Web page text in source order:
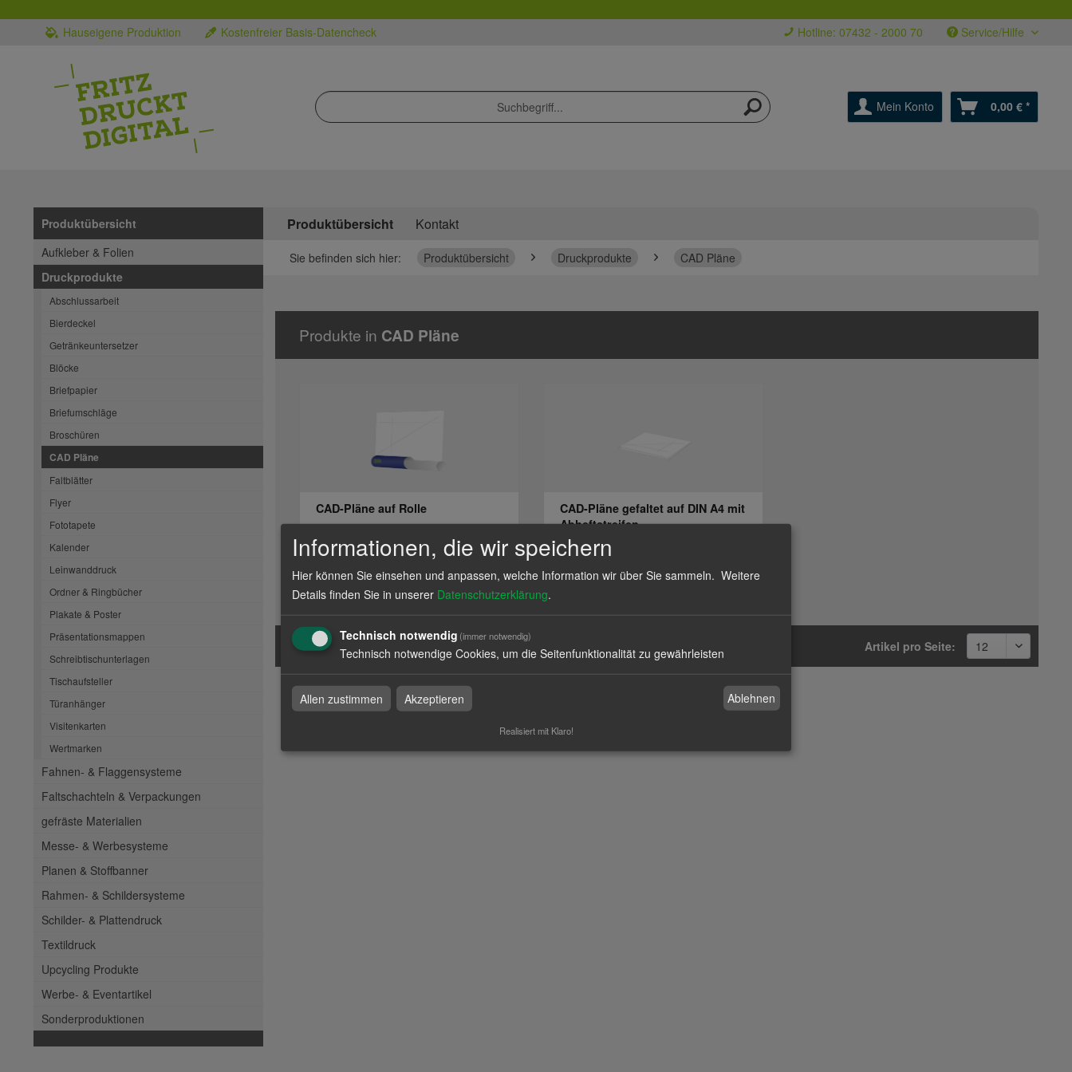
Hauseigene Produktion Kostenfreier Basis-Datencheck Hotline: 07432 - 2000 70 Service/Hilfe
Mein Konto 0,00 € *
Produktübersicht
Aufkleber & Folien
Druckprodukte
Abschlussarbeit
Bierdeckel
Getränkeuntersetzer
Blöcke
Briefpapier
Briefumschläge
Broschüren
CAD Pläne
Faltblätter
Flyer
Fototapete
Kalender
Leinwanddruck
Ordner & Ringbücher
Plakate & Poster
Präsentationsmappen
Schreibtischunterlagen
Tischaufsteller
Türanhänger
Visitenkarten
Wertmarken
Fahnen- & Flaggensysteme
Faltschachteln & Verpackungen
gefräste Materialien
Messe- & Werbesysteme
Planen & Stoffbanner
Rahmen- & Schildersysteme
Schilder- & Plattendruck
Textildruck
Upcycling Produkte
Werbe- & Eventartikel
Sonderproduktionen
Produktübersicht Kontakt
Sie befinden sich hier: Produktübersicht Druckprodukte CAD Pläne
Produkte in CAD Pläne
CAD-Pläne auf Rolle
zum Artikel
CAD-Pläne gefaltet auf DIN A4 mit
Abheftstreifen
Artikel pro Seite:
CAD Pläne
CAD Pläne bei fritzdruckt.online in Dußlingen und Albstadt
Informationen, die wir speichern
Hier können Sie einsehen und anpassen, welche Information wir über Sie sammeln. Weitere
Details finden Sie in unserer Datenschutzerklärung.
Technisch notwendig (immer notwendig)
Technisch notwendige Cookies, um die Seitenfunktionalität zu gewährleisten
Allen zustimmen Akzeptieren Ablehnen
Realisiert mit Klaro!